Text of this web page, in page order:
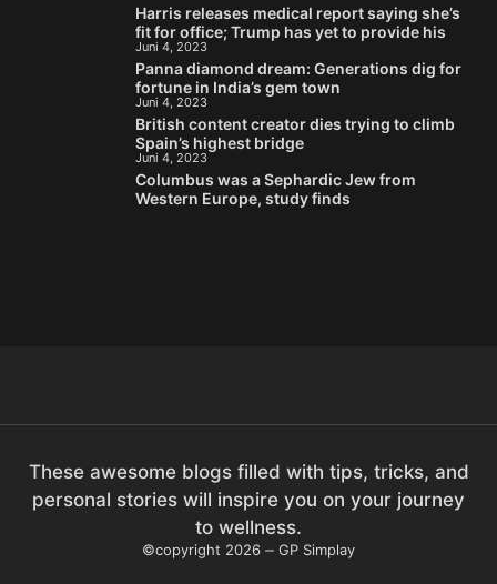
Harris releases medical report saying she’s
fit for office; Trump has yet to provide his
Juni 4, 2023
Panna diamond dream: Generations dig for
fortune in India’s gem town
Juni 4, 2023
British content creator dies trying to climb
Spain’s highest bridge
Juni 4, 2023
Columbus was a Sephardic Jew from
Western Europe, study finds
These awesome blogs filled with tips, tricks, and
personal stories will inspire you on your journey
to wellness.
©copyright 2026 GP Simplay